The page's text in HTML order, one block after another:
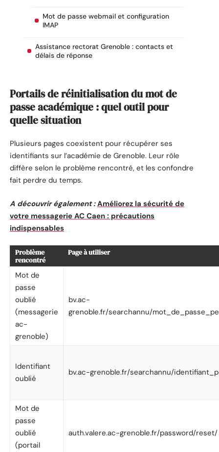
Mot de passe webmail et configuration
IMAP
Assistance rectorat Grenoble : contacts et
délais de réponse
Portails de réinitialisation du mot de
passe académique : quel outil pour
quelle situation
Plusieurs pages coexistent pour récupérer ses
identifiants sur l’académie de Grenoble. Leur rôle
diffère selon le problème rencontré, et les confondre
fait perdre du temps.
A découvrir également : Améliorez la sécurité de
votre messagerie AC Caen : précautions
indispensables
Problème
rencontré
Page à utiliser
Mot de
passe
oublié
(messagerie
ac-
grenoble)
bv.ac-
grenoble.fr/searchannu/
Identifiant
oublié
bv.ac-grenoble.fr/searchannu/
Mot de
passe
oublié
(portail
auth.valere.ac-grenoble.fr/password/reset/